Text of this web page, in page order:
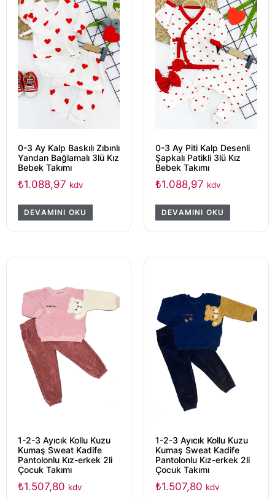
0-3 Ay Kalp Baskılı Zıbınlı
Yandan Bağlamalı 3lü Kız
Bebek Takımı
₺1.088,97 kdv
DEVAMINI OKU
0-3 Ay Piti Kalp Desenli
Şapkalı Patikli 3lü Kız
Bebek Takımı
₺1.088,97 kdv
DEVAMINI OKU
1-2-3 Ayıcık Kollu Kuzu
Kumaş Sweat Kadife
Pantolonlu Kız-erkek 2li
Çocuk Takımı
₺1.507,80 kdv
1-2-3 Ayıcık Kollu Kuzu
Kumaş Sweat Kadife
Pantolonlu Kız-erkek 2li
Çocuk Takımı
₺1.507,80 kdv